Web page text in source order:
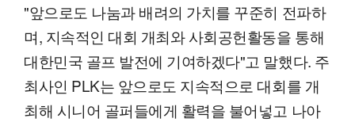
"앞으로도 나눔과 배려의 가치를 꾸준히 전파하
며, 지속적인 대회 개최와 사회공헌활동을 통해
대한민국 골프 발전에 기여하겠다"고 말했다. 주
최사인 PLK는 앞으로도 지속적으로 대회를 개
최해 시니어 골퍼들에게 활력을 불어넣고 나아